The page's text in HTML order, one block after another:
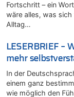
09.08.2026 -
Politischer Eklat
„Schwerwiegende
09.08.2026 -
Belgier knackt
mehr als 111
09.08.2026 -
LESERBRIEF –
neue Zwänge?
Fortschritt – ein
wäre alles, was
Alltag…
LESERBRIEF –
mehr
In der
einem ganz
wie möglich den